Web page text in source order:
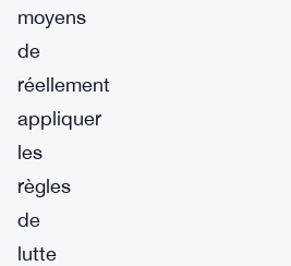
moyens
de
réellement
appliquer
les
règles
de
lutte